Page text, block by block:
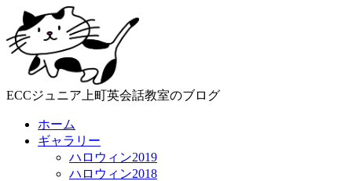
ECCジュニア上町英会話教室のブログ
ホーム
ギャラリー
ハロウィン2019
ハロウィン2018